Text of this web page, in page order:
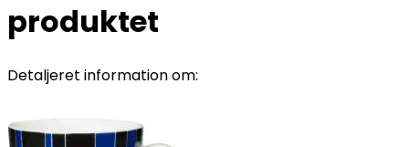
produktet
Detaljeret information om: